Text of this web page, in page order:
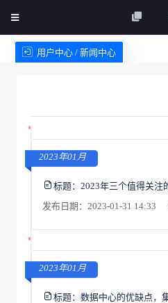
用户中心 / 新闻中心
2023年01月
标题： 2023年三个值得关注
发布日期：2023-01-31 14:33
2023年01月
标题： 数据中心的优缺点，